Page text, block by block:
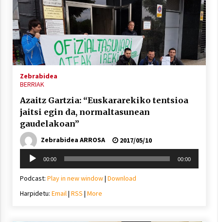
Zebrabidea
BERRIAK
Azaitz Gartzia: “Euskararekiko tentsioa
jaitsi egin da, normaltasunean
gaudelakoan”
Zebrabidea ARROSA
2017/05/10
Soinu
erreproduzigailua
00:00 00:00
Podcast: Play in new window| Download
Harpidetu: Email| RSS | More